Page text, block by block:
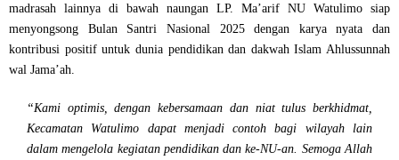
madrasah lainnya di bawah naungan LP. Ma’arif NU Watulimo siap
menyongsong Bulan Santri Nasional 2025dengan karya nyata dan
kontribusi positif untuk dunia pendidikan dan dakwah Islam Ahlussunnah
wal Jama’ah.
“Kami optimis, dengan kebersamaan dan niat tulus berkhidmat,
Kecamatan Watulimo dapat menjadi contoh bagi wilayah lain
dalam mengelola kegiatan pendidikan dan ke-NU-an. Semoga Allah